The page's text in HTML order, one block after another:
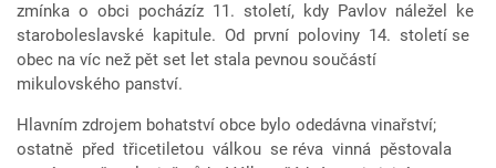
zmínka o obci pocházíz 11. století, kdy Pavlov náležel ke
staroboleslavské kapitule. Od první poloviny 14. století se
obec na víc než pět set let stala pevnou součástí
mikulovského panství.
Hlavním zdrojem bohatství obce bylo odedávna vinařství;
ostatně před třicetiletou válkou se réva vinná pěstovala